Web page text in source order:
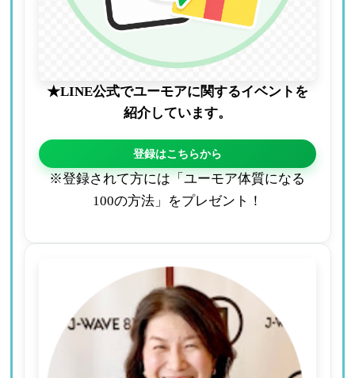
★LINE公式でユーモアに関するイベントを
紹介しています。
登録はこちらから
※登録されて方には「ユーモア体質になる
100の方法」をプレゼント！